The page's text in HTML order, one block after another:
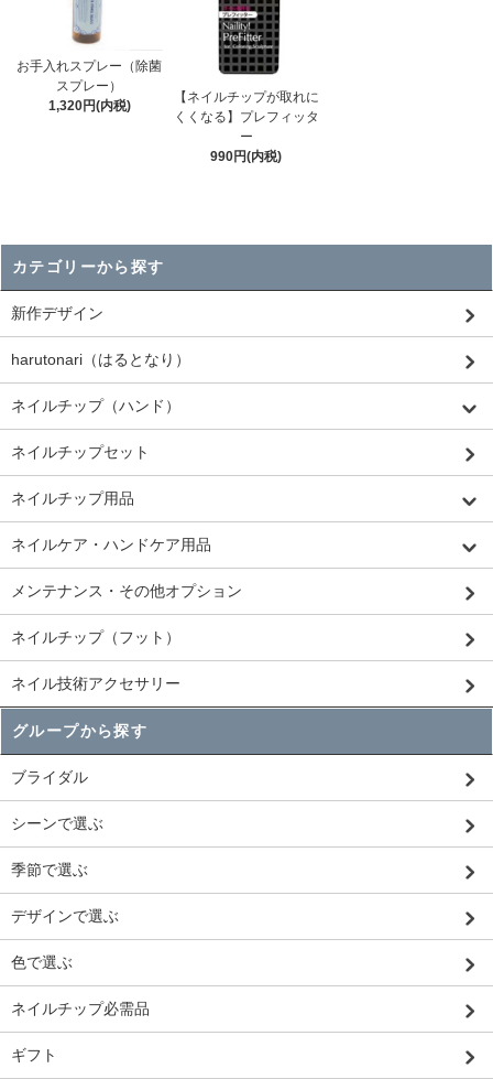
お手入れスプレー（除菌
スプレー）
1,320円(内税)
【ネイルチップが取れに
くくなる】プレフィッタ
ー
990円(内税)
カテゴリーから探す
新作デザイン
harutonari（はるとなり）
ネイルチップ（ハンド）
ネイルチップセット
ネイルチップ用品
ネイルケア・ハンドケア用品
メンテナンス・その他オプション
ネイルチップ（フット）
ネイル技術アクセサリー
グループから探す
ブライダル
シーンで選ぶ
季節で選ぶ
デザインで選ぶ
色で選ぶ
ネイルチップ必需品
ギフト